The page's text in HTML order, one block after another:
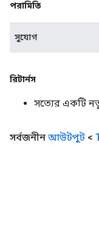
পরামিতি
সুযোগ
রিটার্নস
সত্যের একটি
সর্বজনীন আউটপুট <